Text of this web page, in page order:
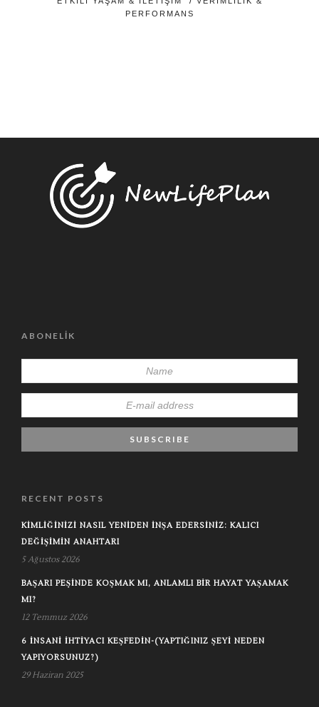
PERFORMANS
ABONELIK
RECENT POSTS
KIMLIĞINIZI NASIL YENIDEN İNŞA EDERSINIZ: KALICI
DEĞIŞIMIN ANAHTARI
5 Ağustos 2026
BAŞARI PEŞINDE KOŞMAK MI, ANLAMLI BIR HAYAT YAŞAMAK
MI?
12 Temmuz 2026
6 İNSANI İHTIYACI KEŞFEDIN-(YAPTIĞINIZ ŞEYI NEDEN
YAPIYORSUNUZ?)
29 Haziran 2025